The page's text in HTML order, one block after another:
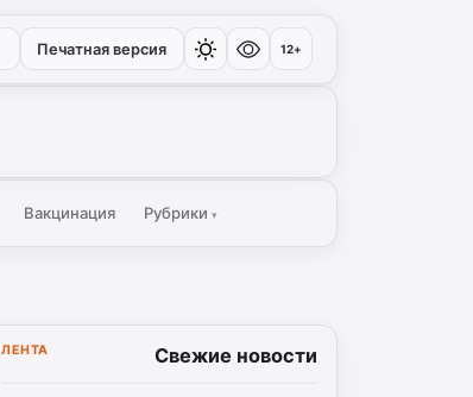
Печатная версия 12+
Вакцинация Рубрики▾
ЛЕНТА Свежие новости